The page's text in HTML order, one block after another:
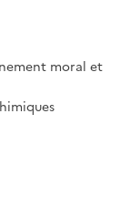
moral et